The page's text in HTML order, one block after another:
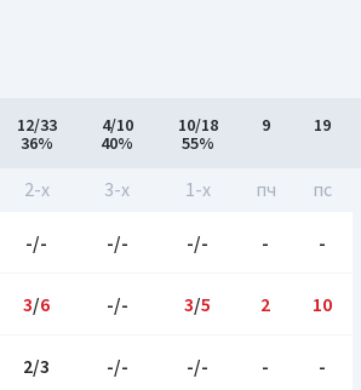
12/33
36%
4/10
40%
10/18
55%
9 19
2-x 3-x 1-x пч пс
-/- -/- -/- - -
3/6 -/- 3/5 2 10
2/3 -/- -/- - -